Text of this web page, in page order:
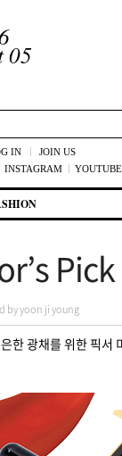
05
IN
JOIN US
INSTAGRAM YOUTUBE
로 뛰어넘기
로 뛰어넘기
Pick
by yoon ji young
한 광채를 위한 픽서